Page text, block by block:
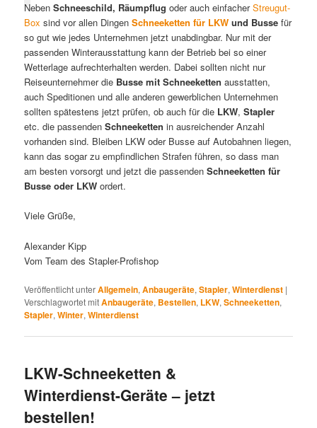
NebenSchneeschild, Räumpflug oder auch einfacherStreugut-
Box sind vor allen Dingen Schneeketten für LKW und Busse für
so gut wie jedes Unternehmen jetzt unabdingbar. Nur mit der
passenden Winterausstattung kann der Betrieb bei so einer
Wetterlage aufrechterhalten werden. Dabei sollten nicht nur
Reiseunternehmer die Busse mit Schneeketten ausstatten,
auch Speditionen und alle anderen gewerblichen Unternehmen
sollten spätestens jetzt prüfen, ob auch für die LKW,Stapler
etc. die passendenSchneeketten in ausreichender Anzahl
vorhanden sind. Bleiben LKW oder Busse auf Autobahnen liegen,
kann das sogar zu empfindlichen Strafen führen, so dass man
am besten vorsorgt und jetzt die passendenSchneeketten für
Busse oder LKW ordert.
Viele Grüße,
Alexander Kipp
Vom Team des Stapler-Profishop
Veröffentlicht unterAllgemein,Anbaugeräte,Stapler,Winterdienst |
Verschlagwortet mitAnbaugeräte, Bestellen, LKW,Schneeketten,
Stapler,Winter,Winterdienst
LKW-Schneeketten &
Winterdienst-Geräte – jetzt
bestellen!